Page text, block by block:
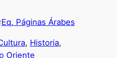
Eq. Páginas Árabes
, Historia
Oriente